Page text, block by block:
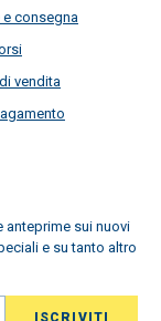
consegna
vendita
anteprime sui nuovi
e su tanto altro